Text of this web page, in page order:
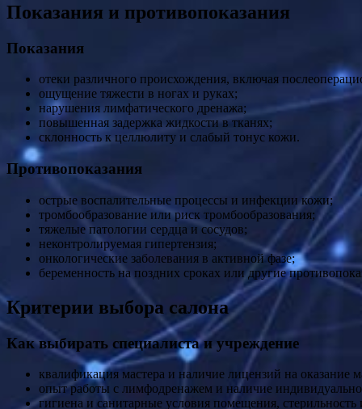
Показания и противопоказания
Показания
отеки различного происхождения, включая
ощущение тяжести в ногах и руках;
нарушения лимфатического дренажа;
повышенная задержка жидкости в тканях;
склонность к целлюлиту и слабый тонус кожи.
Противопоказания
острые воспалительные процессы и инфекции кожи;
тромбообразование или риск тромбообразования;
тяжелые патологии сердца и сосудов;
неконтролируемая гипертензия;
онкологические заболевания в активной фазе;
беременность на поздних сроках или другие
Критерии выбора салона
Как выбирать специалиста и учреждение
квалификация мастера и наличие лицензий на оказание
опыт работы с лимфодренажем и наличие
гигиена и санитарные условия помещения, стерильность